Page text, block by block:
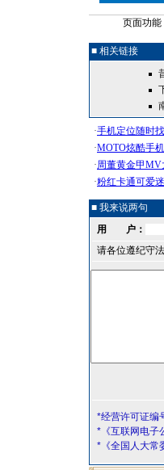
页面功能
■ 相关链接
■ 我来说两句
用 户：
请各位遵纪守
*经营许可证编
*《互联网电子
*《全国人大常